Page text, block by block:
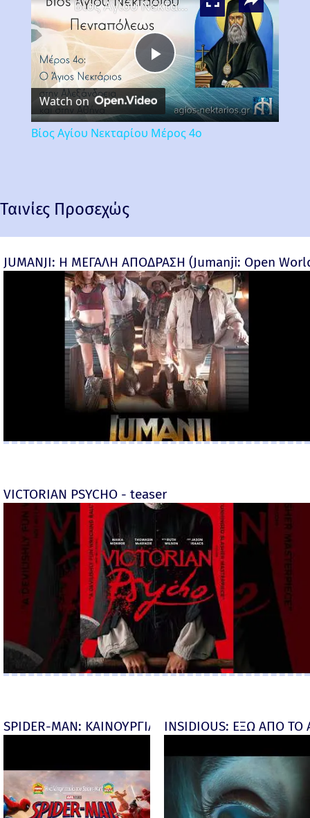
Play
Video
Βίος Αγίου Νεκταρίου Μέρος 4ο
Watch on
Βίος Αγίου Νεκταρίου Μέρος 4ο
Ταινίες Προσεχώς
JUMANJI: Η ΜΕΓΑΛΗ ΑΠΟΔΡΑΣΗ (Jumanji: Open
VICTORIAN PSYCHO - teaser
SPIDER-MAN: ΚΑΙΝΟΥΡΓΙΑ ΜΕΡΑ (Spider-Man:
INSIDIOUS: ΕΞΩ ΑΠΟ